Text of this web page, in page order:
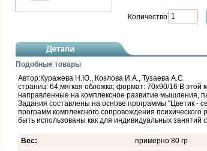
Количество
Подобные товары
Автор:Куражева Н.Ю., Козлова И.А., Тузаева А.С.
страниц: 64;мягкая обложка; формат: 70х90/16 В
направленные на комплексное развитие мышления,
Задания составлены на основе программы "Цветик -
программ комплексного сопровождения
быть использованы как для индивидуальных занятий
Вес:
примерно 80 гр